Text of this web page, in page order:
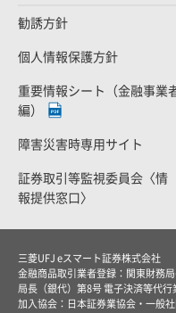
勧誘方針
個人情報保護方針
重要情報シート（金融事業
編）
障害災害時専用サイト
証券取引等監視委員会〈情
報提供窓口〉
三菱UFJ eスマート証券株式会社
金融商品取引業者登録：関東財務
局長（銀代）第8号 電子決済等代
加入協会：日本証券業協会・一般